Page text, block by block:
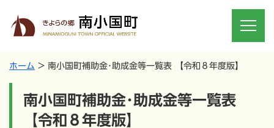
ホーム 南小国町補助金･助成金等一覧表 【令和８年度版】
南小国町補助金･助成金等一覧表
【令和８年度版】